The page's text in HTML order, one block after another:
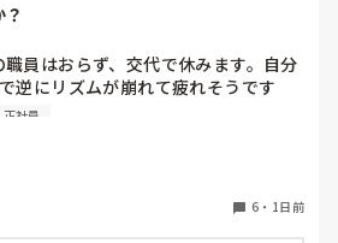
員はおらず、交代で休みます。自分
逆にリズムが崩れて疲れそうです
か？
正社員
6 ・ 1日前